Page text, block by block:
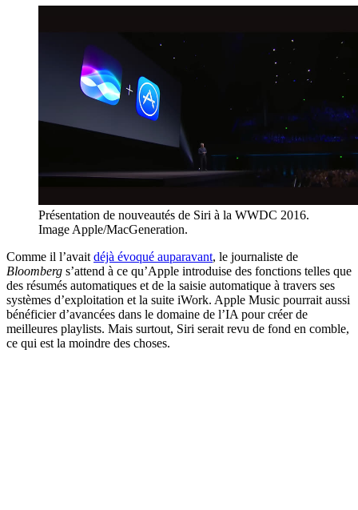
Présentation de nouveautés de Siri à la WWDC 2016.
Image Apple/MacGeneration.
Comme il l’avait déjà évoqué auparavant, le journaliste de
Bloomberg s’attend à ce qu’Apple introduise des fonctions telles que
des résumés automatiques et de la saisie automatique à travers ses
systèmes d’exploitation et la suite iWork. Apple Music pourrait aussi
bénéficier d’avancées dans le domaine de l’IA pour créer de
meilleures playlists. Mais surtout, Siri serait revu de fond en comble,
ce qui est la moindre des choses.